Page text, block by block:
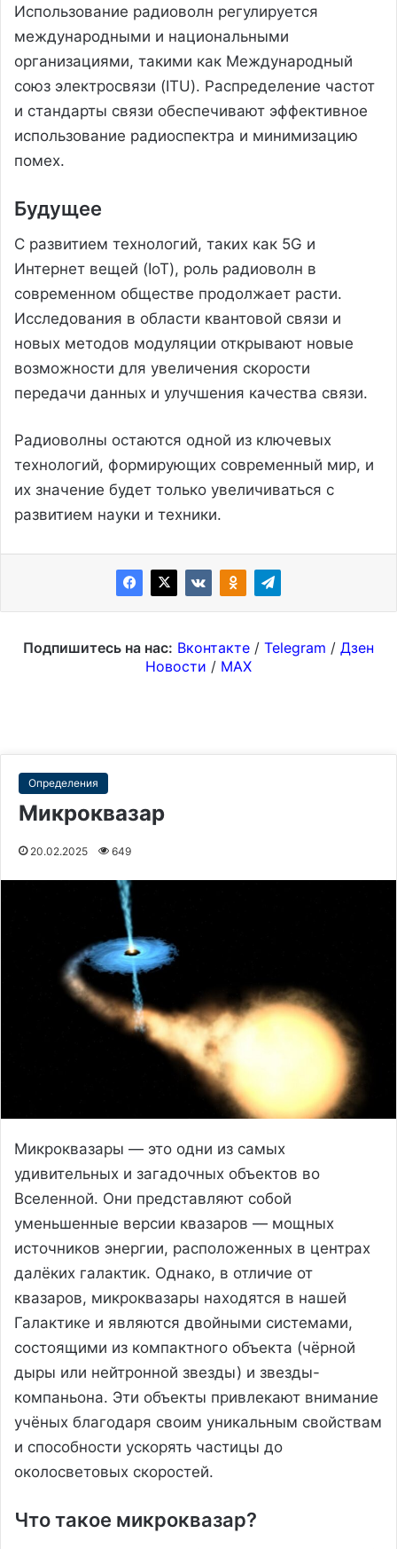
Использование радиоволн регулируется
международными и национальными
организациями, такими как Международный
союз электросвязи (ITU). Распределение частот
и стандарты связи обеспечивают эффективное
использование радиоспектра и минимизацию
помех.
Будущее
С развитием технологий, таких как 5G и
Интернет вещей (IoT), роль радиоволн в
современном обществе продолжает расти.
Исследования в области квантовой связи и
новых методов модуляции открывают новые
возможности для увеличения скорости
передачи данных и улучшения качества связи.
Радиоволны остаются одной из ключевых
технологий, формирующих современный мир, и
их значение будет только увеличиваться с
развитием науки и техники.
Подпишитесь на нас: Вконтакте / Telegram / Дзен
Новости / MAX